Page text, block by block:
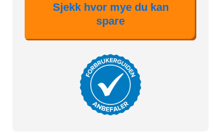
Sjekk hvor mye du kan
spare